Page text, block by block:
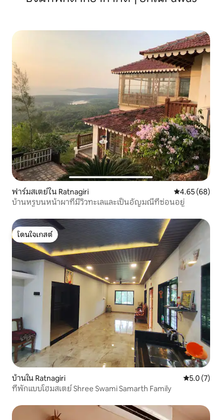
ฟาร์มสเตย์ใน Ratnagiri คะแนนเฉลี่ย
4.65 (68)
บ้านหรูบนหน้าผาที่มีวิวทะเลและเป็นอัญมณีที่ซ่อนอยู่
โดนใจเกสต์
โดนใจเกสต์
บ้านใน Ratnagiri คะแนนเฉลี่
5.0 (7)
ที่พักแบบโฮมสเตย์ Shree Swami Samarth Family